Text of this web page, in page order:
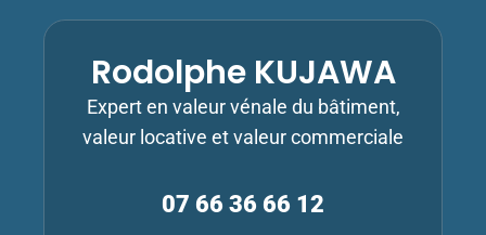
Rodolphe KUJAWA
Expert en valeur vénale du bâtiment,
valeur locative et valeur commerciale
07 66 36 66 12